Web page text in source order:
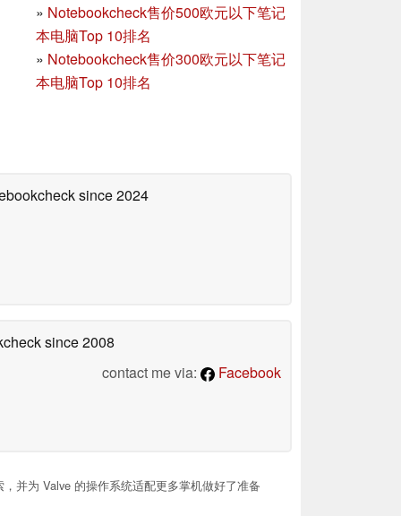
» Notebookcheck售价500欧元以下笔记
本电脑Top 10排名
» Notebookcheck售价300欧元以下笔记
本电脑Top 10排名
since 2024
since 2008
contact me via:
Facebook
并为 Valve 的操作系统适配更多掌机做好了准备